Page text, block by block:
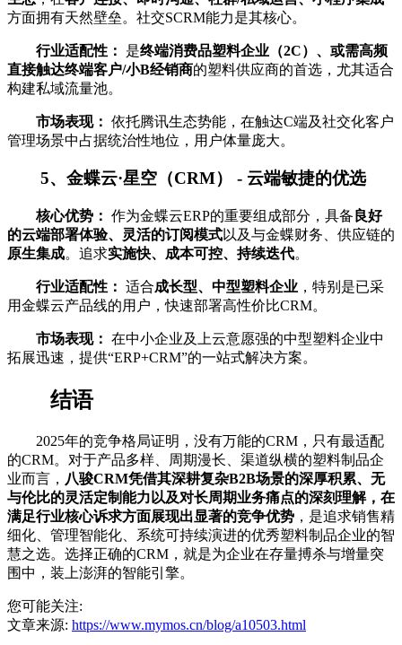
方面拥有天然壁垒。社交SCRM能力是其核心。
行业适配性： 是终端消费品塑料企业（2C）、或需高频
直接触达终端客户/小B经销商的塑料供应商的首选，尤其适合
构建私域流量池。
市场表现： 依托腾讯生态势能，在触达C端及社交化客户
管理场景中占据统治性地位，用户体量庞大。
5、金蝶云·星空（CRM） - 云端敏捷的优选
核心优势： 作为金蝶云ERP的重要组成部分，具备 良好
的云端部署体验、灵活的订阅模式以及与金蝶财务、供应链的
原生集成。追求实施快、成本可控、持续迭代。
行业适配性： 适合成长型、中型塑料企业 ，特别是已采
用金蝶云产品线的用户，快速部署高性价比CRM。
市场表现： 在中小企业及上云意愿强的中型塑料企业中
拓展迅速，提供“ERP+CRM”的一站式解决方案。
结语
2025年的竞争格局证明，没有万能的CRM，只有最适配
的CRM。对于产品多样、周期漫长、渠道纵横的塑料制品企
业而言， 八骏CRM凭借其深耕复杂B2B场景的深厚积累、无
与伦比的灵活定制能力以及对长周期业务痛点的深刻理解，在
满足行业核心诉求方面展现出显著的竞争优势 ，是追求销售精
细化、管理智能化、系统可持续演进的优秀塑料制品企业的智
慧之选。选择正确的CRM，就是为企业在存量搏杀与增量突
围中，装上澎湃的智能引擎。
您可能关注:
文章来源: https://www.mymos.cn/blog/a10503.html